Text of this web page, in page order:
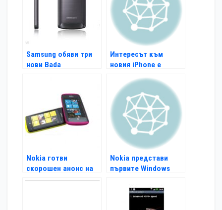
Samsung обяви три
нови Bada
Интересът към
новия iPhone е
Nokia готви
скорошен анонс на
своя Windows Phonе
Nokia представи
първите Windows